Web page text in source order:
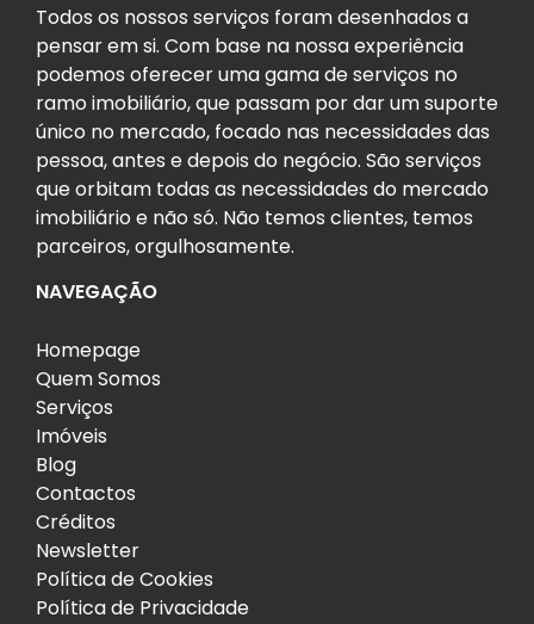
Todos os nossos serviços foram desenhados a
pensar em si. Com base na nossa experiência
podemos oferecer uma gama de serviços no
ramo imobiliário, que passam por dar um suporte
único no mercado, focado nas necessidades das
pessoa, antes e depois do negócio. São serviços
que orbitam todas as necessidades do mercado
imobiliário e não só. Não temos clientes, temos
parceiros, orgulhosamente.
NAVEGAÇÃO
Homepage
Quem Somos
Serviços
Imóveis
Blog
Contactos
Créditos
Newsletter
Política de Cookies
Política de Privacidade